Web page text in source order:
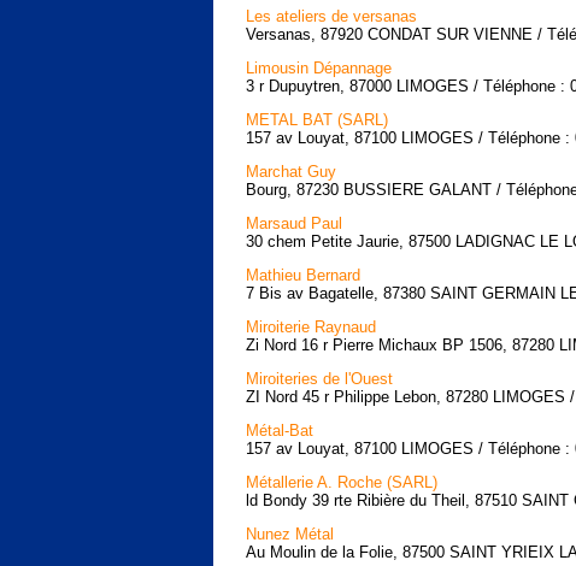
Les ateliers de versanas
Versanas, 87920 CONDAT SUR VIENNE /
Limousin Dépannage
3 r Dupuytren, 87000 LIMOGES / Téléphone :
METAL BAT (SARL)
157 av Louyat, 87100 LIMOGES / Téléphone :
Marchat Guy
Bourg, 87230 BUSSIERE GALANT /
Marsaud Paul
30 chem Petite Jaurie, 87500 LADIGNAC LE
Mathieu Bernard
7 Bis av Bagatelle, 87380 SAINT GERMAIN
Miroiterie Raynaud
Zi Nord 16 r Pierre Michaux BP 1506, 87280
Miroiteries de l'Ouest
ZI Nord 45 r Philippe Lebon, 87280 LIMOGES
Métal-Bat
157 av Louyat, 87100 LIMOGES / Téléphone :
Métallerie A. Roche (SARL)
ld Bondy 39 rte Ribière du Theil, 87510
Nunez Métal
Au Moulin de la Folie, 87500 SAINT YRIEIX